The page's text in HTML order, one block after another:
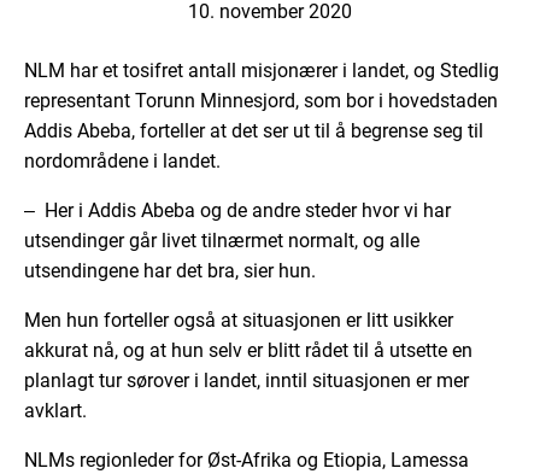
10. november 2020
NLM har et tosifret antall misjonærer i landet, og Stedlig
representant Torunn Minnesjord, som bor i hovedstaden
Addis Abeba, forteller at det ser ut til å begrense seg til
nordområdene i landet.
‒ ­Her i Addis Abeba og de andre steder hvor vi har
utsendinger går livet tilnærmet normalt, og alle
utsendingene har det bra, sier hun.
Men hun forteller også at situasjonen er litt usikker
akkurat nå, og at hun selv er blitt rådet til å utsette en
planlagt tur sørover i landet, inntil situasjonen er mer
avklart.
NLMs regionleder for Øst-Afrika og Etiopia, Lamessa